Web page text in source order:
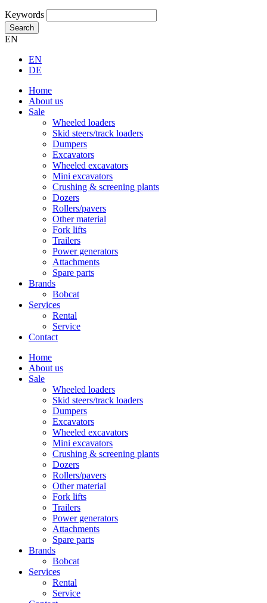
Keywords
Search
EN
EN
DE
Home
About us
Sale
Wheeled loaders
Skid steers/track loaders
Dumpers
Excavators
Wheeled excavators
Mini excavators
Crushing & screening plants
Dozers
Rollers/pavers
Other material
Fork lifts
Trailers
Power generators
Attachments
Spare parts
Brands
Bobcat
Services
Rental
Service
Contact
Home
About us
Sale
Wheeled loaders
Skid steers/track loaders
Dumpers
Excavators
Wheeled excavators
Mini excavators
Crushing & screening plants
Dozers
Rollers/pavers
Other material
Fork lifts
Trailers
Power generators
Attachments
Spare parts
Brands
Bobcat
Services
Rental
Service